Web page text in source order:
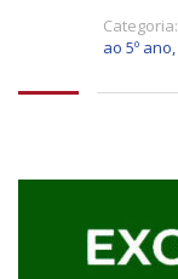
Categoria:
ao 5º ano,